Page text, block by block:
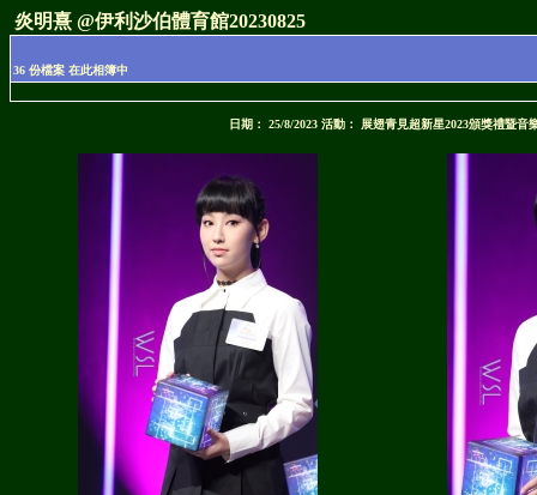
炎明熹 @伊利沙伯體育館20230825
36 份檔案 在此相簿中
日期： 25/8/2023 活動： 展翅青見超新星2023頒獎禮暨